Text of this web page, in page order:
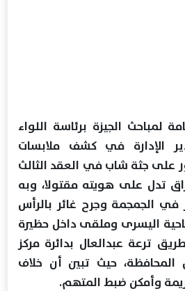
لمباحث الجيزة برئاسة اللواء
الإدارة في كشف ملابسات
على جثة شاب في العقد الثالث
تدل على هويته مقتولا، وبه
في الجمجمة وجرح غائر بالرأس
اليسرى وملقى داخل حظيرة
ترعة عبدالعال بدائرة مركز
حيث تبين أن خلاف
وأمكن ضبط المتهم.